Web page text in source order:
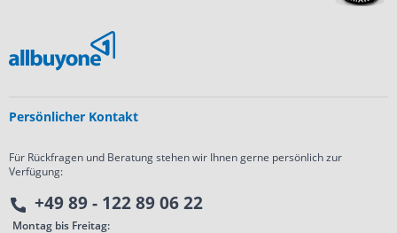
Persönlicher Kontakt
Für Rückfragen und Beratung stehen wir Ihnen gerne persönlich zur
Verfügung:
+49 89 - 122 89 06 22
Montag bis Freitag: